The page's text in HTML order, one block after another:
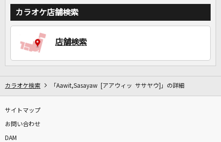
DAMに会員登録・ログインして
カラオケ店舗検索
店舗検索
カラオケ検索 「Aawit,Sasayaw [アアウィッ ササヤウ]」の詳細
サイトマップ
お問い合わせ
DAM